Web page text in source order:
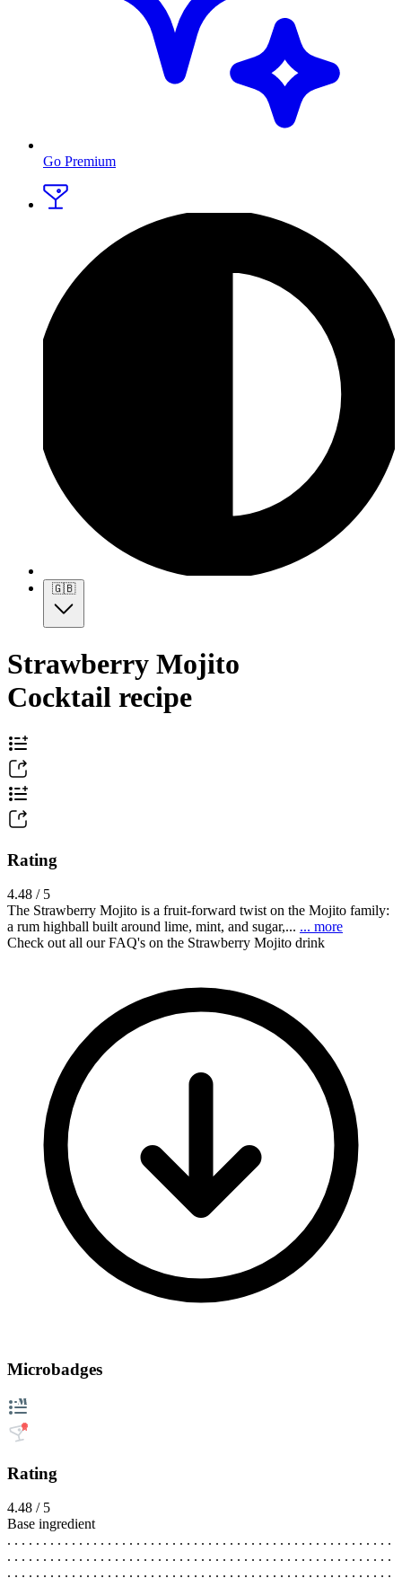
Go Premium
🇬🇧
Strawberry Mojito
Cocktail recipe
Rating
4.48 / 5
The Strawberry Mojito is a fruit-forward twist on the Mojito family:
a rum highball built around lime, mint, and sugar,... ... more
Check out all our FAQ's on the Strawberry Mojito drink
Microbadges
Rating
4.48 / 5
Base ingredient
. . . . . . . . . . . . . . . . . . . . . . . . . . . . . . . . . . . . . . . . . . . . . . . . . . . . . .
. . . . . . . . . . . . . . . . . . . . . . . . . . . . . . . . . . . . . . . . . . . . . . . . . . . . . .
. . . . . . . . . . . . . . . . . . . . . . . . . . . . . . . . . . . . . . . . . . . . . . . . . . . . . .